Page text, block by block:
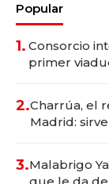
Popular
1. Consorcio
primer
2.Charrúa, el
Madrid:
3.Malabrigo